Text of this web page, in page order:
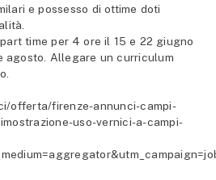
e possesso di ottime doti
time per 4 ore il 15 e 22 giugno
agosto. Allegare un curriculum
offerta/firenze-annunci-campi-
uso-vernici-a-campi-